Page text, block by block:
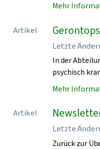
Mehr
Artikel
Letzte
In der
psychisch
Mehr
Artikel
Letzte
Zurück zur